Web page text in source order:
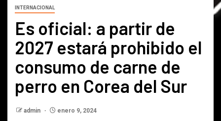
INTERNACIONAL
Es oficial: a partir de
2027 estará prohibido el
consumo de carne de
perro en Corea del Sur
admin enero 9, 2024